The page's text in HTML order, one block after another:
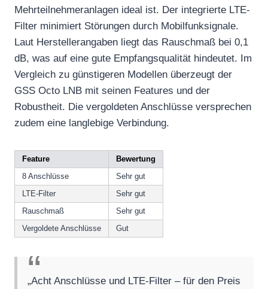
Mehrteilnehmeranlagen ideal ist. Der integrierte LTE-
Filter minimiert Störungen durch Mobilfunksignale.
Laut Herstellerangaben liegt das Rauschmaß bei 0,1
dB, was auf eine gute Empfangsqualität hindeutet. Im
Vergleich zu günstigeren Modellen überzeugt der
GSS Octo LNB mit seinen Features und der
Robustheit. Die vergoldeten Anschlüsse versprechen
zudem eine langlebige Verbindung.
Feature
Bewertung
8 Anschlüsse
Sehr gut
LTE-Filter
Sehr gut
Rauschmaß
Sehr gut
Vergoldete Anschlüsse
Gut
„Acht Anschlüsse und LTE-Filter – für den Preis